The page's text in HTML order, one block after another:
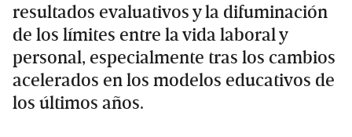
resultados evaluativos y la difuminación
de los límites entre la vida laboral y
personal, especialmente tras los cambios
acelerados en los modelos educativos de
los últimos años.